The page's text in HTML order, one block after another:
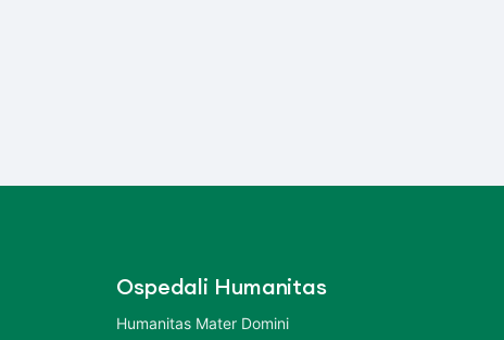
Ospedali Humanitas
Humanitas Mater Domini